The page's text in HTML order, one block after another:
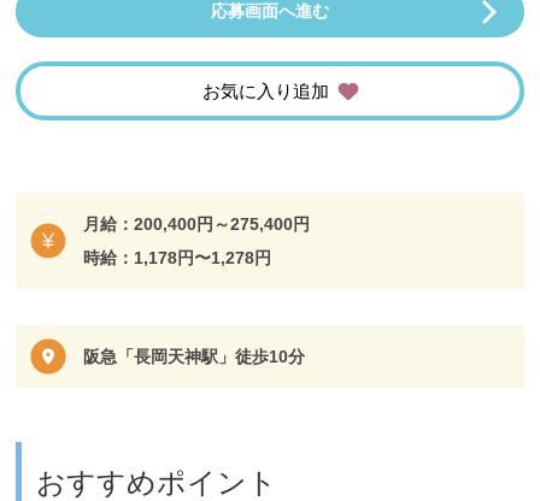
応募画面へ進む
お気に入り追加
月給：200,400円～275,400円
時給：1,178円〜1,278円
阪急「長岡天神駅」徒歩10分
おすすめポイント